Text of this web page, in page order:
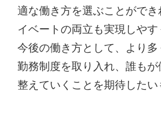
適な働き方を選ぶことがで
イベートの両立も実現しやす
今後の働き方として、より
勤務制度を取り入れ、誰も
整えていくことを期待したい